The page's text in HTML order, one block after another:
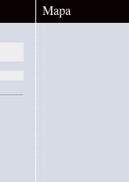
Mapa